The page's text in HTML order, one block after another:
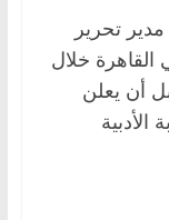
تحرير
خلال
عامي 2008 إلى 2017، قبل أن يعلن
الأدبية